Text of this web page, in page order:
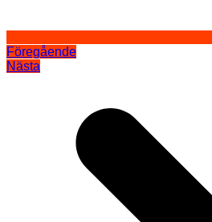
Föregående
Nästa